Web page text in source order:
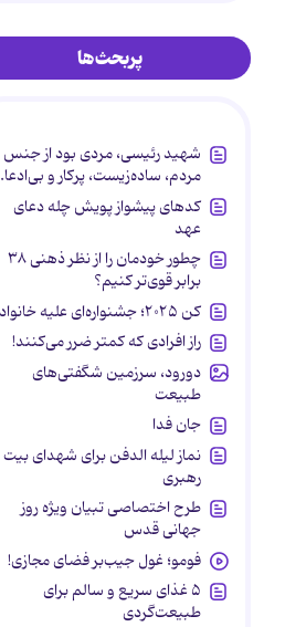
پربحث‌ها
شهید رئیسی، مردی بود از جنس
مردم، ساده‌زیست، پرکار و بی‌ادعا.
کدهای پیشواز پویش چله دعای
عهد
چطور خودمان را از نظر ذهنی ۳۸
برابر قوی‌تر کنیم؟
کن ۲۰۲۵؛ جشنواره‌ای علیه خانواده
راز افرادی که کمتر ضرر می‌کنند!
دورود، سرزمین شگفتی‌های
طبیعت
جان فدا
نماز لیله الدفن برای شهدای بیت
رهبری
طرح اختصاصی تبیان ویژه روز
جهانی قدس
فومو؛ غول جیب‌بر فضای مجازی!
۵ غذای سریع و سالم برای
طبیعت‌گردی